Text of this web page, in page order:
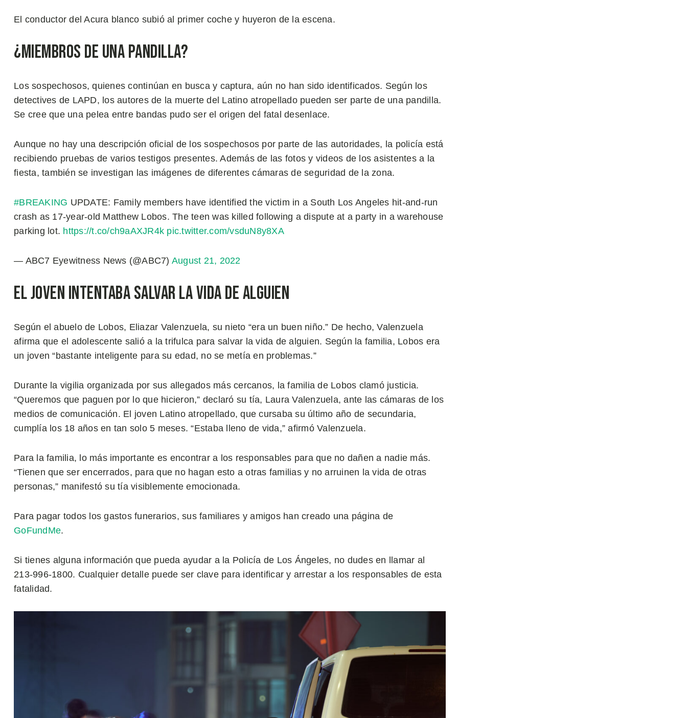
El conductor del Acura blanco subió al primer coche y huyeron de la escena.
¿Miembros de una Pandilla?
Los sospechosos, quienes continúan en busca y captura, aún no han sido identificados. Según los
detectives de LAPD, los autores de la muerte del Latino atropellado pueden ser parte de una pandilla.
Se cree que una pelea entre bandas pudo ser el origen del fatal desenlace.
Aunque no hay una descripción oficial de los sospechosos por parte de las autoridades, la policía está
recibiendo pruebas de varios testigos presentes. Además de las fotos y videos de los asistentes a la
fiesta, también se investigan las imágenes de diferentes cámaras de seguridad de la zona.
#BREAKING UPDATE: Family members have identified the victim in a South Los Angeles hit-and-run
crash as 17-year-old Matthew Lobos. The teen was killed following a dispute at a party in a warehouse
parking lot. https://t.co/ch9aAXJR4k pic.twitter.com/vsduN8y8XA
— ABC7 Eyewitness News (@ABC7) August 21, 2022
El Joven Intentaba Salvar la Vida de Alguien
Según el abuelo de Lobos, Eliazar Valenzuela, su nieto “era un buen niño.” De hecho, Valenzuela
afirma que el adolescente salió a la trifulca para salvar la vida de alguien. Según la familia, Lobos era
un joven “bastante inteligente para su edad, no se metía en problemas.”
Durante la vigilia organizada por sus allegados más cercanos, la familia de Lobos clamó justicia.
“Queremos que paguen por lo que hicieron,” declaró su tía, Laura Valenzuela, ante las cámaras de los
medios de comunicación. El joven Latino atropellado, que cursaba su último año de secundaria,
cumplía los 18 años en tan solo 5 meses. “Estaba lleno de vida,” afirmó Valenzuela.
Para la familia, lo más importante es encontrar a los responsables para que no dañen a nadie más.
“Tienen que ser encerrados, para que no hagan esto a otras familias y no arruinen la vida de otras
personas,” manifestó su tía visiblemente emocionada.
Para pagar todos los gastos funerarios, sus familiares y amigos han creado una página de
GoFundMe.
Si tienes alguna información que pueda ayudar a la Policía de Los Ángeles, no dudes en llamar al
213-996-1800. Cualquier detalle puede ser clave para identificar y arrestar a los responsables de esta
fatalidad.